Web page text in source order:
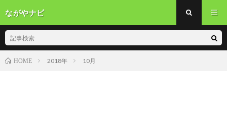
ながやナビ
HOME 2018年 10月